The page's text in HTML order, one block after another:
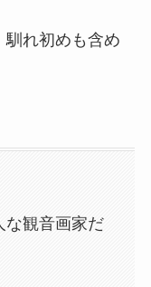
馴れ初めも含め
な観音画家だ